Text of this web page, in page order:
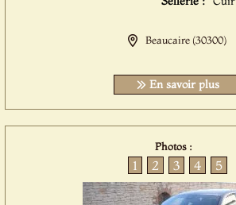
Beaucaire (30300)
En savoir plus
Photos :
1 2 3 4 5